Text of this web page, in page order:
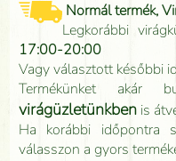
Normál termék,
Legkorábbi
17:00-20:00
Vagy választott későbbi
Termékünket akár
virágüzletünkben is
Ha korábbi időpontra
válasszon a gyors